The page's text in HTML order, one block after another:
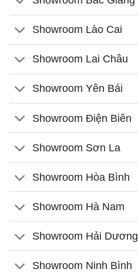
Showroom Lào Cai
Showroom Lai Châu
Showroom Yên Bái
Showroom Điện Biên
Showroom Sơn La
Showroom Hòa Bình
Showroom Hà Nam
Showroom Hải Dương
Showroom Ninh Bình